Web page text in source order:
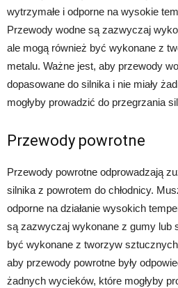
wytrzymałe i odporne na wysokie
Przewody wodne są zazwyczaj
ale mogą również być wykonane z
metalu. Ważne jest, aby przewody
dopasowane do silnika i nie miały
mogłyby prowadzić do przegrzania
Przewody powrotne
Przewody powrotne odprowadzają
silnika z powrotem do chłodnicy.
odporne na działanie wysokich
są zazwyczaj wykonane z gumy lub
być wykonane z tworzyw
aby przewody powrotne były
żadnych wycieków, które mogłyby